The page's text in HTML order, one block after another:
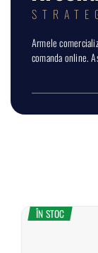
Armele
comanda online.
ÎN STOC